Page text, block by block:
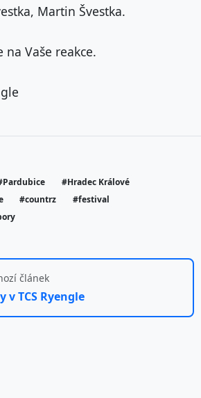
Martin Švestka.
na Vaše reakce.
#Hradec Králové
#countrz
#festival
článek
v TCS Ryengle